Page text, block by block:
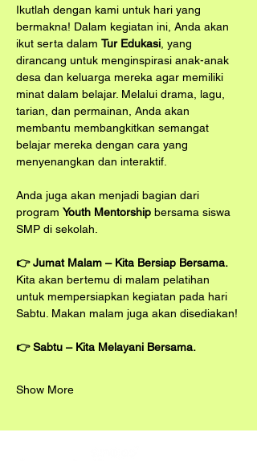
Ikutlah dengan kami untuk hari yang
bermakna! Dalam kegiatan ini, Anda akan
ikut serta dalam Tur Edukasi , yang
dirancang untuk menginspirasi anak-anak
desa dan keluarga mereka agar memiliki
minat dalam belajar. Melalui drama, lagu,
tarian, dan permainan, Anda akan
membantu membangkitkan semangat
belajar mereka dengan cara yang
menyenangkan dan interaktif.
Anda juga akan menjadi bagian dari
program Youth Mentorship bersama siswa
SMP di sekolah.
👉 Jumat Malam – Kita Bersiap Bersama.
Kita akan bertemu di malam pelatihan
untuk mempersiapkan kegiatan pada hari
Sabtu. Makan malam juga akan disediakan!
👉 Sabtu – Kita Melayani Bersama.
Show More